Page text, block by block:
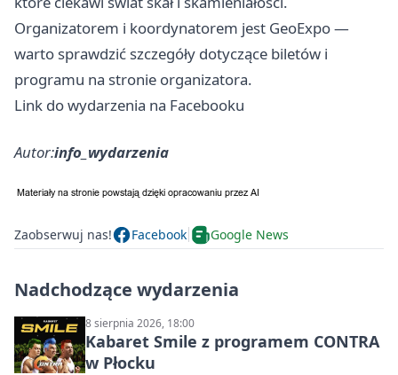
Organizatorem i koordynatorem jest GeoExpo —
warto sprawdzić szczegóły dotyczące biletów i
programu na stronie organizatora.
Link do wydarzenia na Facebooku
Autor:info_wydarzenia
Zaobserwuj nas! Facebook Google News
Nadchodzące wydarzenia
8 sierpnia 2026, 18:00
Kabaret Smile z programem CONTRA
w Płocku